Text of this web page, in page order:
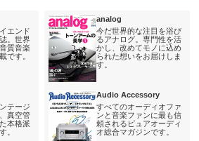
交通アクセスに恵まれていない場所で
日本全国に及びます。
エンド
。世界
質音楽
です。
analog
今だ世界的な注目を浴び
るアナログ。専門性を活
かし、改めてモノに込め
られた想いをお届けしま
す。
テージ
真空管
本格派
。
Audio Accessory
すべてのオーディオファ
ンと音楽ファンに最も信
頼されるピュアオーディ
オ総合マガジンです。